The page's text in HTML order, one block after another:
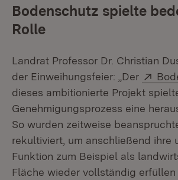
Bodenschutz spielte
Rolle
Landrat Professor Dr. Christian
der Einweihungsfeier: „Der
dieses ambitionierte Projekt
Genehmigungsprozess eine
So wurden zeitweise
rekultiviert, um anschließend ihre
Funktion zum Beispiel als
Fläche wieder vollständig erfüllen